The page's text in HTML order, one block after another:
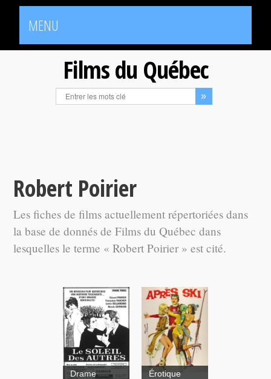
MENU
Films du Québec
Robert Poirier
Les fiches de films actuellement répertoriées dans
la base de donnés de Films du Québec dans
lesquelles le terme « Robert Poirier » est cité.
Drame Érotique